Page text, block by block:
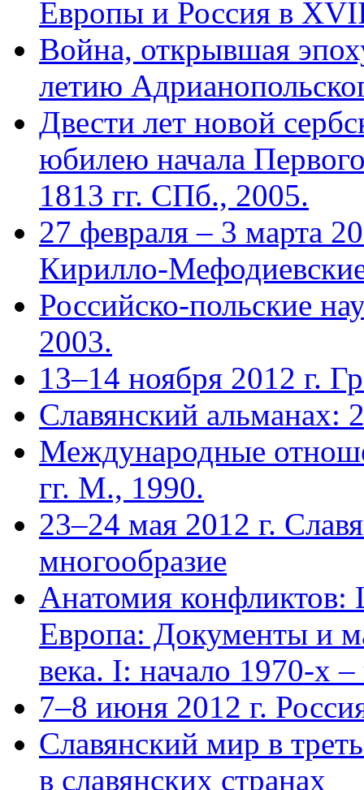
Европы и Россия в
Война, открывшая
летию
Двести лет новой
юбилею начала
1813 гг. СПб., 2005.
27 февраля – 3 марта
Кирилло-
Российско-польские
2003.
13–14 ноября 2012 г.
Славянский альманах:
Международные
гг. М., 1990.
23–24 мая 2012 г.
многообразие
Анатомия
Европа: Документы и
века. I: начало 1970-х
7–8 июня 2012 г.
Славянский мир в
в славянских странах